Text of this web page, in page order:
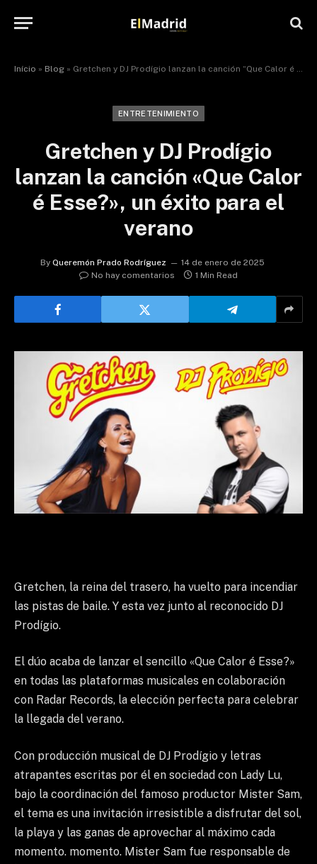
Início » Blog » Gretchen y DJ Prodígio lanzan la canción “Que Calor é Esse?”, un éxito para el verano
ENTRETENIMIENTO
Gretchen y DJ Prodígio
lanzan la canción «Que Calor
é Esse?», un éxito para el
verano
By Queremón Prado Rodríguez
14 de enero de 2025
No hay comentarios
1 Min Read
Gretchen, la reina del trasero, ha vuelto para incendiar
las pistas de baile. Y esta vez junto al reconocido DJ
Prodígio.
El dúo acaba de lanzar el sencillo «Que Calor é Esse?»
en todas las plataformas musicales en colaboración
con Radar Records, la elección perfecta para celebrar
la llegada del verano.
Con producción musical de DJ Prodígio y letras
atrapantes escritas por él en sociedad con Lady Lu,
bajo la coordinación del famoso productor Mister Sam,
el tema es una invitación irresistible a disfrutar del sol,
la playa y las ganas de aprovechar al máximo cada
momento. momento. Mister Sam fue responsable de